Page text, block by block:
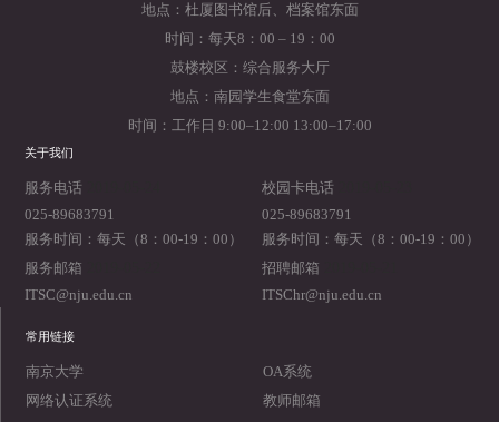
地点：杜厦图书馆后、档案馆东面
时间：每天8：00 – 19：00
鼓楼校区：综合服务大厅
地点：南园学生食堂东面
时间：工作日 9:00–12:00 13:00–17:00
关于我们
服务电话
025-89683791
服务时间：每天（8：00-19：00）
校园卡电话
025-89683791
服务时间：每天（8：00-19：00）
服务邮箱
ITSC@nju.edu.cn
招聘邮箱
ITSChr@nju.edu.cn
常用链接
南京大学
OA系统
网络认证系统
教师邮箱